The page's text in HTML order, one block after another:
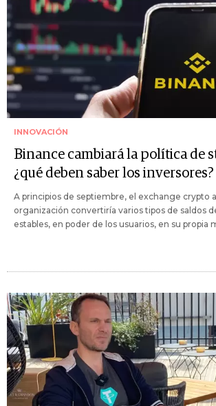
INNOVACIÓN
Binance cambiará la política de
¿qué deben saber los inversores?
A principios de septiembre, el exchange crypto
organización convertiría varios tipos de saldos
estables, en poder de los usuarios, en su propia